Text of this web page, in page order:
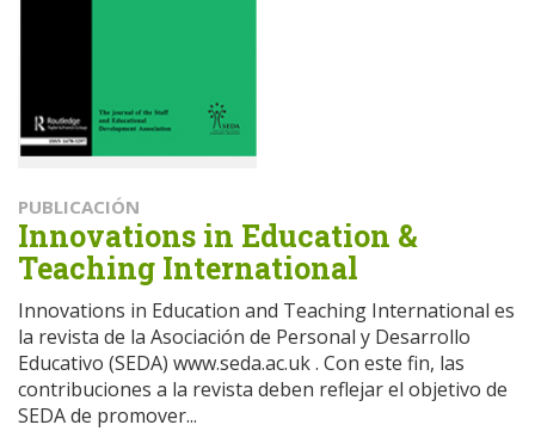
PUBLICACIÓN
Innovations in Education &
Teaching International
Innovations in Education and Teaching International es
la revista de la Asociación de Personal y Desarrollo
Educativo (SEDA) www.seda.ac.uk . Con este fin, las
contribuciones a la revista deben reflejar el objetivo de
SEDA de promover...